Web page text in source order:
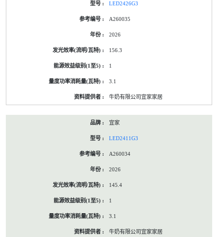
LED2426G3
A260035
2026
156.3
1
3.1
牛奶有限公司宜家家居
宜家
LED2411G3
A260034
2026
145.4
1
3.1
牛奶有限公司宜家家居